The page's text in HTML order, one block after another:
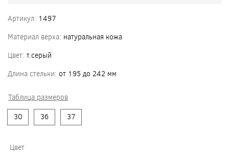
Артикул: 1497
Материал верха: натуральная кожа
Цвет: т.серый
Длина стельки: от 195 до 242 мм
Таблица размеров
30
36 37
Цвет